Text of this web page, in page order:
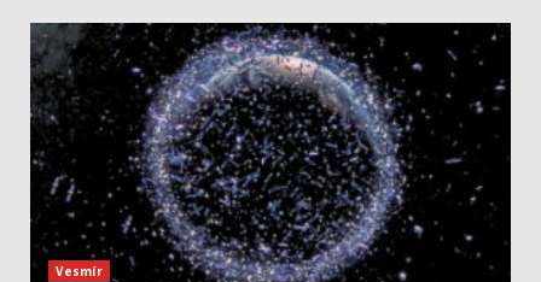
Vesmír